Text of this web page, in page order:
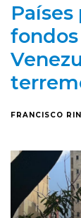
fondos
FRANCISCO